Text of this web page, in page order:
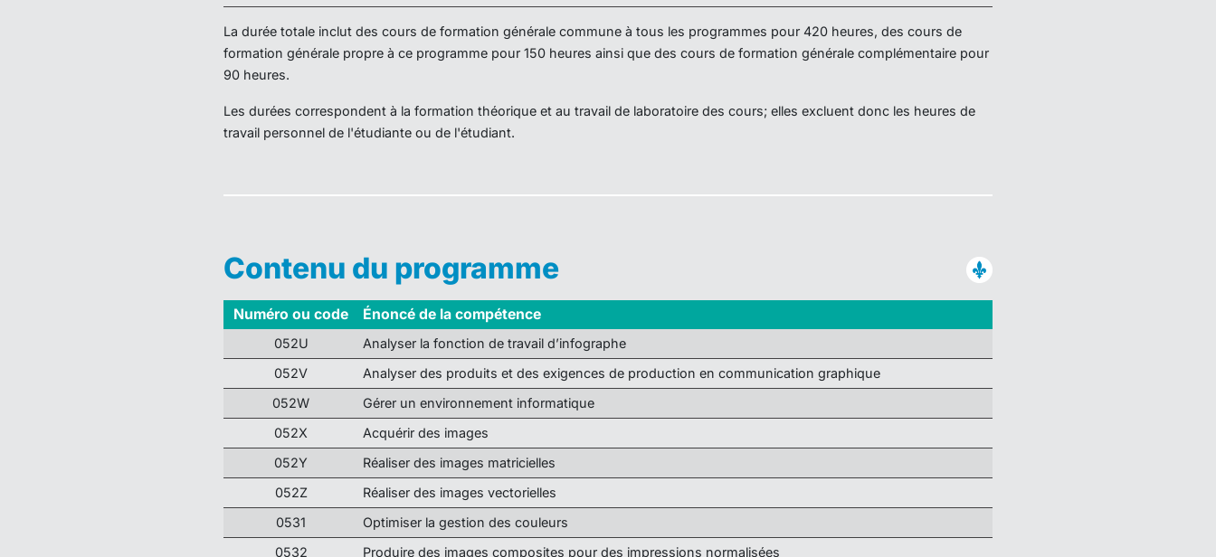
La durée totale inclut des cours de formation générale commune à tous les programmes pour 420 heures, des cours de
formation générale propre à ce programme pour 150 heures ainsi que des cours de formation générale complémentaire pour
90 heures.
Les durées correspondent à la formation théorique et au travail de laboratoire des cours; elles excluent donc les heures de
travail personnel de l'étudiante ou de l'étudiant.
Contenu du programme
Numéro ou code Énoncé de la compétence
052U
Analyser la fonction de travail d’infographe
052V
Analyser des produits et des exigences de production en communication graphique
052W
Gérer un environnement informatique
052X
Acquérir des images
052Y
Réaliser des images matricielles
052Z
Réaliser des images vectorielles
0531
Optimiser la gestion des couleurs
0532
Produire des images composites pour des impressions normalisées